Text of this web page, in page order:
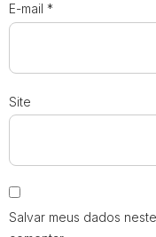
E-mail *
Site
Salvar meus dados